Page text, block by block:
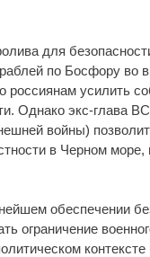
для
по Босфору во
усилить
Однако экс-глава
войны)
в Черном море,
обеспечении
ограничение
контексте